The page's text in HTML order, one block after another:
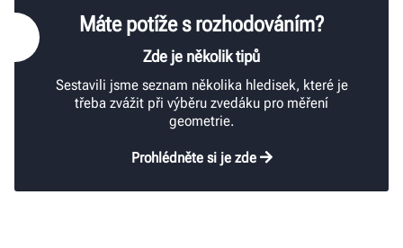
Máte potíže s rozhodováním?
Zde je několik tipů
Sestavili jsme seznam několika hledisek, které je
třeba zvážit při výběru zvedáku pro měření
geometrie.
Prohlédněte si je zde